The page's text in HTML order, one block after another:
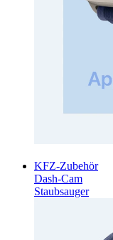
KFZ-Zubehör
Dash-Cam
Staubsauger